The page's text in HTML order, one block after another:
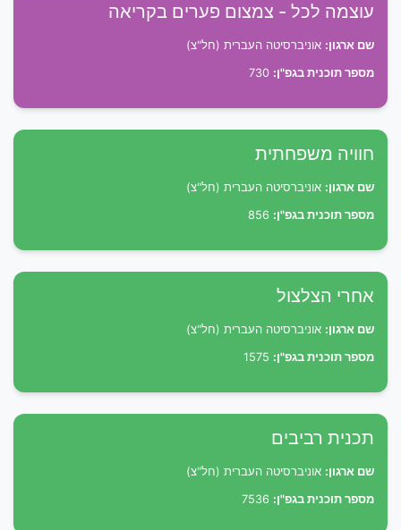
עוצמה לכל - צמצום פערים בקריאה
שם ארגון: אוניברסיטה העברית (חל"צ)
מספר תוכנית בגפ"ן:
חוויה משפחתית
שם ארגון: אוניברסיטה העברית (חל"צ)
מספר תוכנית בגפ"ן:
אחרי הצלצול
שם ארגון: אוניברסיטה העברית (חל"צ)
מספר תוכנית בגפ"ן:
תכנית רביבים
שם ארגון: אוניברסיטה העברית (חל"צ)
מספר תוכנית בגפ"ן: